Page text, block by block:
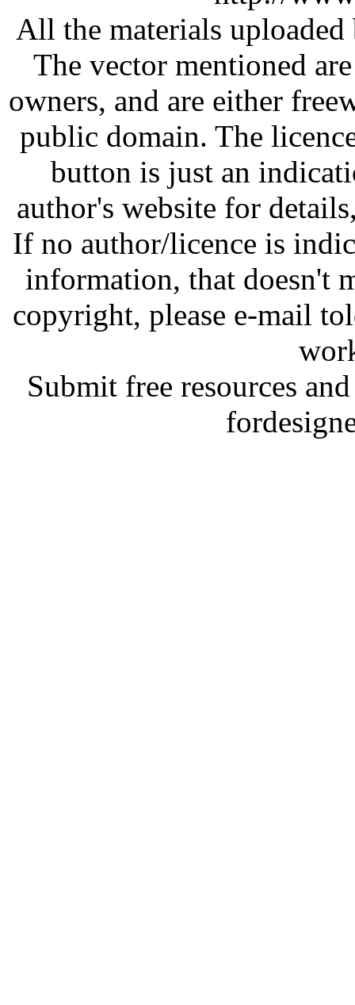
All the materials
The vector mentioned
owners, and are either
public domain. The
button is just an
author's website for
If no author/licence is
information, that doesn't
copyright, please e-mail
Submit free resources